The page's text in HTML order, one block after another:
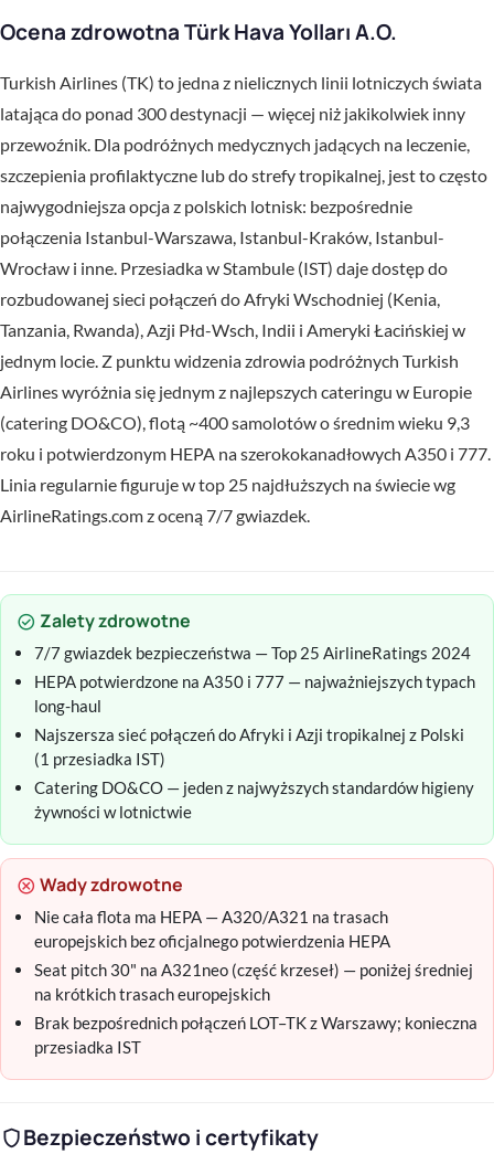
Ocena zdrowotna Türk Hava Yolları A.O.
Turkish Airlines (TK) to jedna z nielicznych linii lotniczych świata
latająca do ponad 300 destynacji — więcej niż jakikolwiek inny
przewoźnik. Dla podróżnych medycznych jadących na leczenie,
szczepienia profilaktyczne lub do strefy tropikalnej, jest to często
najwygodniejsza opcja z polskich lotnisk: bezpośrednie
połączenia Istanbul-Warszawa, Istanbul-Kraków, Istanbul-
Wrocław i inne. Przesiadka w Stambule (IST) daje dostęp do
rozbudowanej sieci połączeń do Afryki Wschodniej (Kenia,
Tanzania, Rwanda), Azji Płd-Wsch, Indii i Ameryki Łacińskiej w
jednym locie. Z punktu widzenia zdrowia podróżnych Turkish
Airlines wyróżnia się jednym z najlepszych cateringu w Europie
(catering DO&CO), flotą ~400 samolotów o średnim wieku 9,3
roku i potwierdzonym HEPA na szerokokanadłowych A350 i 777.
Linia regularnie figuruje w top 25 najdłuższych na świecie wg
AirlineRatings.com z oceną 7/7 gwiazdek.
check_circle Zalety zdrowotne
7/7 gwiazdek bezpieczeństwa — Top 25 AirlineRatings 2024
HEPA potwierdzone na A350 i 777 — najważniejszych typach
long-haul
Najszersza sieć połączeń do Afryki i Azji tropikalnej z Polski
(1 przesiadka IST)
Catering DO&CO — jeden z najwyższych standardów higieny
żywności w lotnictwie
cancel Wady zdrowotne
Nie cała flota ma HEPA — A320/A321 na trasach
europejskich bez oficjalnego potwierdzenia HEPA
Seat pitch 30" na A321neo (część krzeseł) — poniżej średniej
na krótkich trasach europejskich
Brak bezpośrednich połączeń LOT–TK z Warszawy; konieczna
przesiadka IST
shieldBezpieczeństwo i certyfikaty